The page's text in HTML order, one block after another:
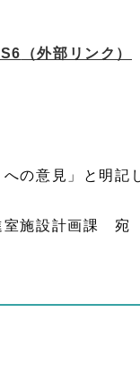
（外部リンク）
の意見」と明記
室施設計画課 宛